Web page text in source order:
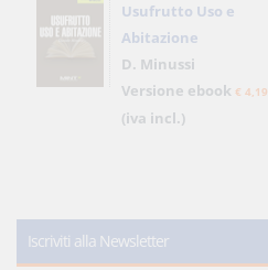
Usufrutto Uso e
Abitazione
D. Minussi
Versione ebook € 4,19
(iva incl.)
Iscriviti alla Newsletter